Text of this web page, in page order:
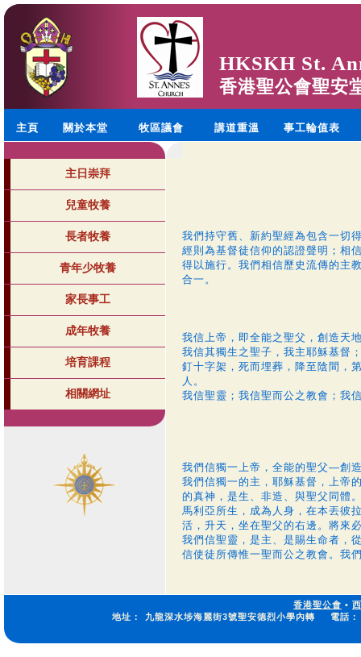
HKSKH St.
香港聖公會聖安
主頁 關於本堂 牧區議會 講道重溫 事工輪值表
主日崇拜
兒童牧養
長者牧養
青年少牧養
家長事工
成年牧養
培育課程
相關網址
我們持守舊、新約聖經為包含一切
經則為基督徒信仰的認證聲明；相
得以施行。我們相信歷史流傳的主
合一。
我信上帝，即全能之聖父，創造天
我信其獨生之聖子，我主耶穌基督
釘十字架，死而埋葬，降至陰間，
人。
我信聖靈；我信聖而公之教會；我
我們信獨一上帝，全能的聖父—創
我們信獨一的主，耶穌基督，上帝
的真神，是生、非造、與聖父同體
馬利亞所生，成為人身，在本丟彼
活，升天，坐在聖父的右邊。將來
我們信聖靈，是主、是賜生命者，
信使徒所傳惟一聖而公之教會。我
香港聖公會 •
地址：
九龍深水埗海麗街3號聖安德烈小學內轉 電話：